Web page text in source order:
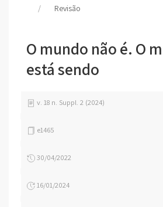
Revisão
O mundo não é. O
está sendo
v. 18 n. Suppl. 2 (2024)
e1465
30/04/2022
16/01/2024